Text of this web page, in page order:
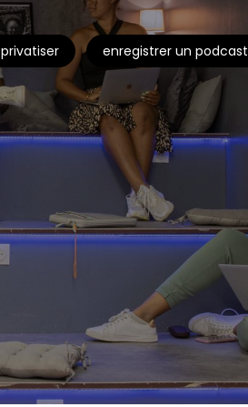
privatiser enregistrer un podcast